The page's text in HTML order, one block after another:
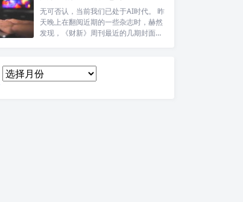
无可否认，当前我们已处于AI时代。 昨
天晚上在翻阅近期的一些杂志时，赫然
发现，《财新》周刊最近的几期封面报
日